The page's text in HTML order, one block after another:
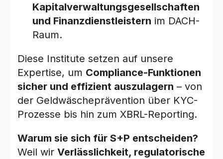
Kapitalverwaltungsgesellschaften
und Finanzdienstleistern im DACH-
Raum.
Diese Institute setzen auf unsere
Expertise, um Compliance-Funktionen
sicher und effizient auszulagern – von
der Geldwäscheprävention über KYC-
Prozesse bis hin zum XBRL-Reporting.
Warum sie sich für S+P entscheiden?
Weil wir Verlässlichkeit, regulatorische